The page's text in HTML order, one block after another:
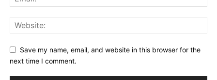
Save my name, email, and website in this browser for the
next time I comment.